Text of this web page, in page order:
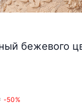
бежевого
-50%